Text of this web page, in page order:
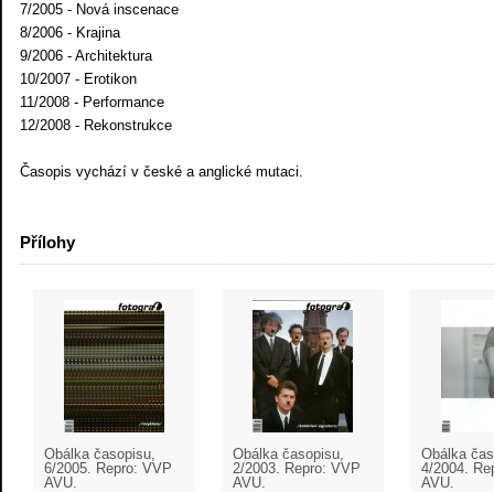
7/2005 - Nová inscenace
8/2006 - Krajina
9/2006 - Architektura
10/2007 - Erotikon
11/2008 - Performance
12/2008 - Rekonstrukce
Časopis vychází v české a anglické mutaci.
Přílohy
Obálka časopisu,
6/2005. Repro: VVP
AVU.
Obálka časopisu,
2/2003. Repro: VVP
AVU.
Obálka
4/2004.
AVU.